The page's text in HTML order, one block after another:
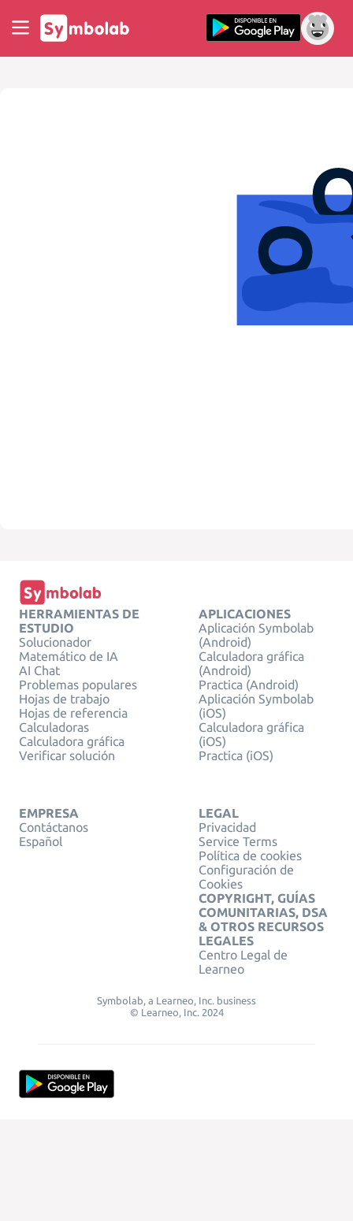
HERRAMIENTAS DE
ESTUDIO
Solucionador
Matemático de IA
AI Chat
Problemas populares
Hojas de trabajo
Hojas de referencia
Calculadoras
Calculadora gráfica
Verificar solución
APLICACIONES
Aplicación Symbolab
(Android)
Calculadora gráfica
(Android)
Practica (Android)
Aplicación Symbolab
(iOS)
Calculadora gráfica
(iOS)
Practica (iOS)
EMPRESA
Contáctanos
Español
LEGAL
Privacidad
Service Terms
Política de cookies
Configuración de
Cookies
COPYRIGHT, GUÍAS
COMUNITARIAS, DSA
& OTROS RECURSOS
LEGALES
Centro Legal de
Learneo
Symbolab, a Learneo, Inc. business
© Learneo, Inc. 2024